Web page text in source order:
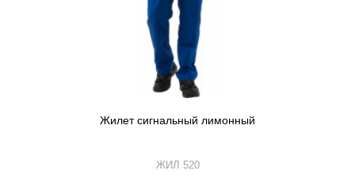
Жилет сигнальный лимонный
ЖИЛ 520